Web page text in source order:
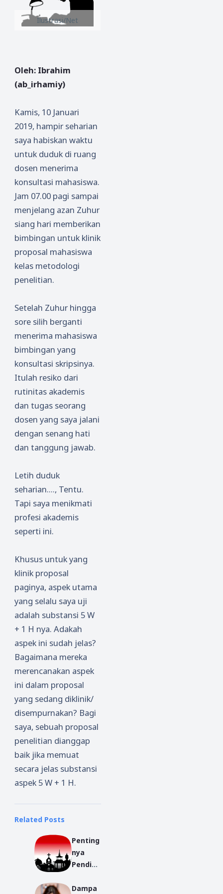
Ilustrasi/Net
Oleh: Ibrahim
(ab_irhamiy)
Kamis, 10 Januari
2019, hampir seharian
saya habiskan waktu
untuk duduk di ruang
dosen menerima
konsultasi mahasiswa.
Jam 07.00 pagi sampai
menjelang azan Zuhur
siang hari memberikan
bimbingan untuk klinik
proposal mahasiswa
kelas metodologi
penelitian.
Setelah Zuhur hingga
sore silih berganti
menerima mahasiswa
bimbingan yang
konsultasi skripsinya.
Itulah resiko dari
rutinitas akademis
dan tugas seorang
dosen yang saya jalani
dengan senang hati
dan tanggung jawab.
Letih duduk
seharian...., Tentu.
Tapi saya menikmati
profesi akademis
seperti ini.
Khusus untuk yang
klinik proposal
paginya, aspek utama
yang selalu saya uji
adalah substansi 5 W
+ 1 H nya. Adakah
aspek ini sudah jelas?
Bagaimana mereka
merencanakan aspek
ini dalam proposal
yang sedang diklinik/
disempurnakan? Bagi
saya, sebuah proposal
penelitian dianggap
baik jika memuat
secara jelas substansi
aspek 5 W + 1 H.
Related Posts
Penting
nya
Pendidi
Agama
Dampa